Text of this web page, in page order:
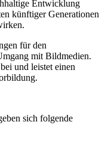
Entwicklung
künftiger Generationen
für den
mit Bildmedien.
und leistet einen
sich folgende